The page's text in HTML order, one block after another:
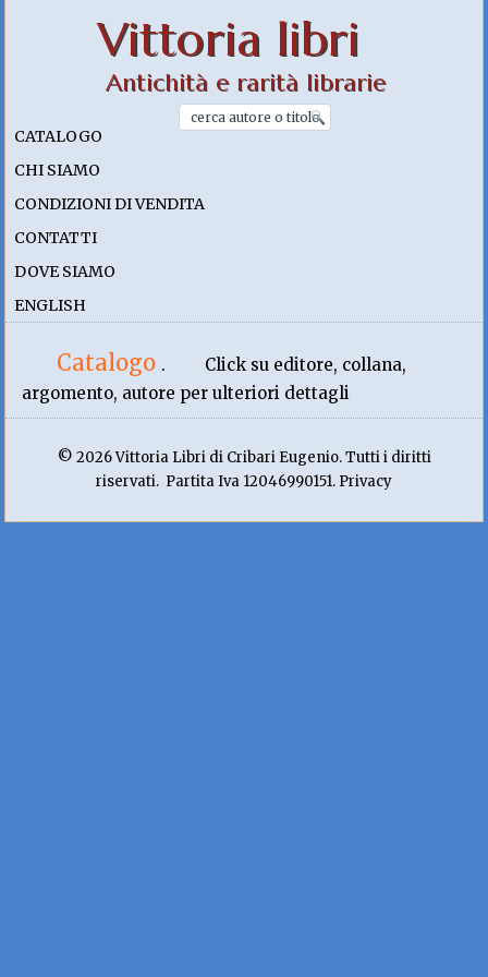
Vittoria libri
Antichità e rarità librarie
CATALOGO
CHI SIAMO
CONDIZIONI DI VENDITA
CONTATTI
DOVE SIAMO
ENGLISH
Catalogo .
Click su editore, collana,
argomento, autore per ulteriori dettagli
© 2026 Vittoria Libri di Cribari Eugenio. Tutti i diritti
riservati. Partita Iva 12046990151. Privacy